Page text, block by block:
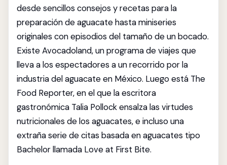
desde sencillos consejos y recetas para la
preparación de aguacate hasta miniseries
originales con episodios del tamaño de un bocado.
Existe Avocadoland, un programa de viajes que
lleva a los espectadores a un recorrido por la
industria del aguacate en México. Luego está The
Food Reporter, en el que la escritora
gastronómica Talia Pollock ensalza las virtudes
nutricionales de los aguacates, e incluso una
extraña serie de citas basada en aguacates tipo
Bachelor llamada Love at First Bite.